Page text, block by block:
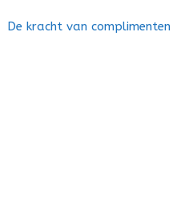
De kracht van complimenten